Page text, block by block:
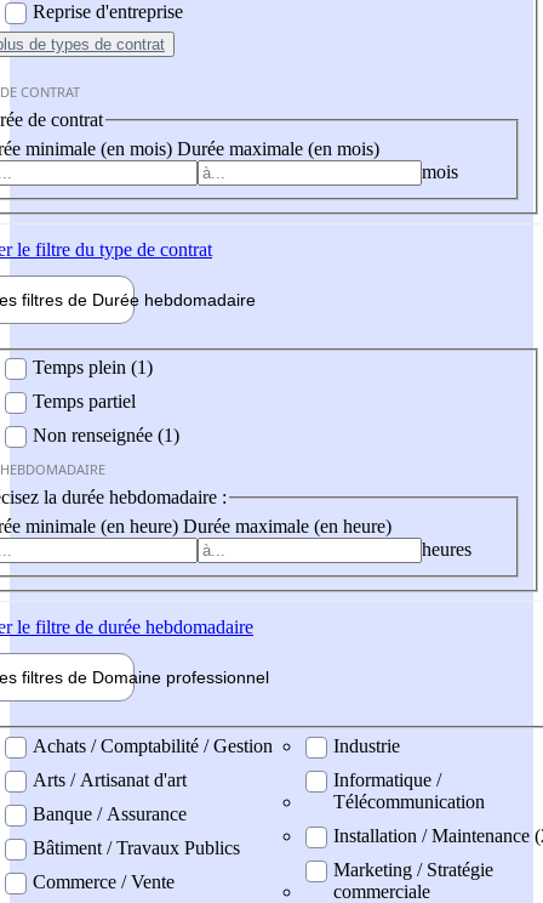
Reprise d'entreprise
de types de contrat
CONTRAT
de contrat
minimale (en mois) Durée maximale (en mois)
mois
le filtre du type de contrat
filtres de Durée hebdomadaire
Temps plein (1)
Temps partiel
Non renseignée (1)
la durée hebdomadaire :
minimale (en heure) Durée maximale (en heure)
heures
le filtre de durée hebdomadaire
filtres de Domaine professionnel
professionel
Achats / Comptabilité / Gestion
Arts / Artisanat d'art
Banque / Assurance
Bâtiment / Travaux Publics
Commerce / Vente
Industrie
Informatique /
Télécommunication
Installation / Maintenance
Marketing / Stratégie
commerciale